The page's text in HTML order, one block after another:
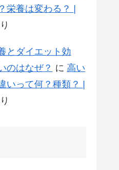
栄養は変わる？ |
とダイエット効
のはなぜ？ に 高い
いって何？種類？ |